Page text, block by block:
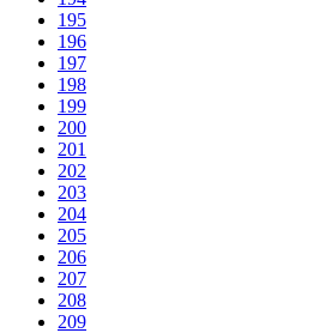
195
196
197
198
199
200
201
202
203
204
205
206
207
208
209